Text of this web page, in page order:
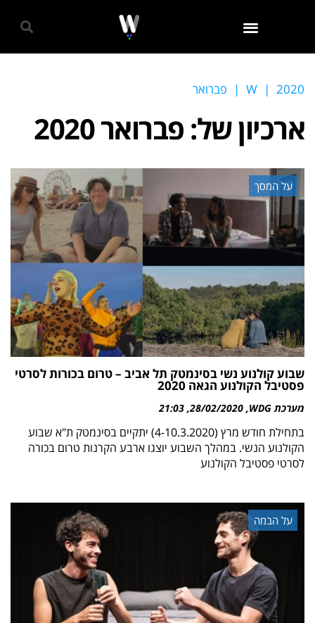
W | 2020
| פברואר
ארכיון של: פברואר 2020
על המסך
שבוע קולנוע נשי בסינמטק תל אביב – טרום בכורות לסרטי
פסטיבל הקולנוע הגאה 2020
מערכת WDG 28/02/2020
21:03
בתחילת חודש מרץ (4-10.3.2020) יתקיים בסינמטק ת"א שבוע
הקולנוע הנשי. במהלך השבוע יוצגו ארבע הקרנות טרום בכורה
לסרטי פסטיבל הקולנוע
על הבמה